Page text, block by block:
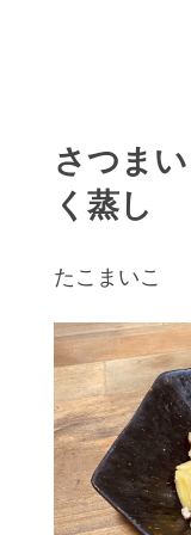
さつま
く蒸し
たこまいこ